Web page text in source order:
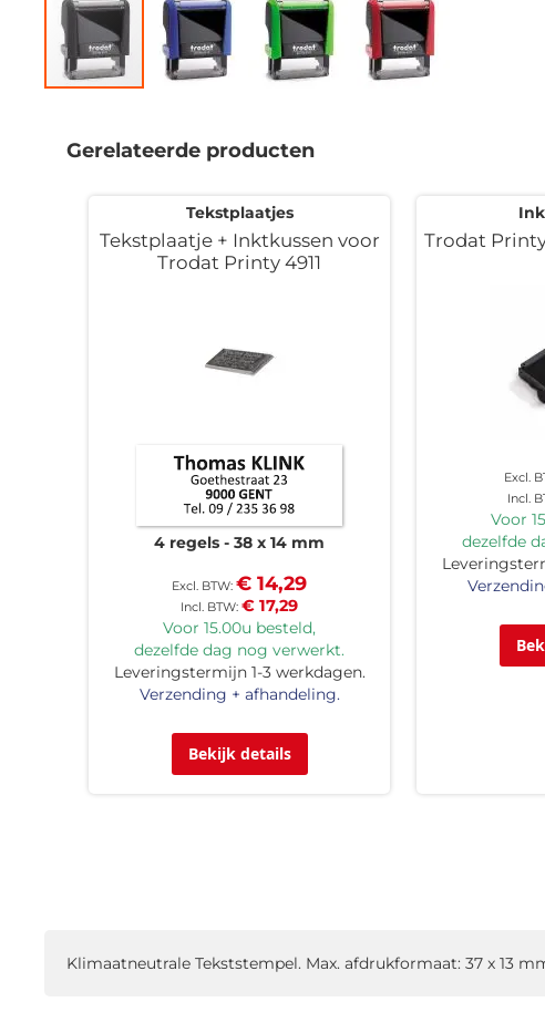
het
afbeeldingen-
Gerelateerde producten
Tekstplaatjes
Tekstplaatje + Inktkussen voor
Trodat Printy 4911
4 regels 38 x 14 mm
€ 17,29
€ 14,29
Voor 15.00u besteld,
dezelfde dag nog verwerkt.
Leveringstermijn 1-3 werkdagen.
Verzending + afhandeling.
Bekijk details
Trodat
Voor
dezelfde
Klimaatneutrale Tekststempel. Max. afdrukformaat: 37 x 13